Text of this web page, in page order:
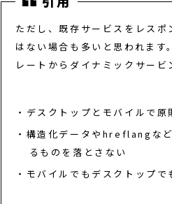
ただし、既存サービスをレス
はない場合も多いと思われま
レートからダイナミックサー
デスクトップとモバイルで
構造化データやhreflangな
るものを落とさない
モバイルでもデスクトップ